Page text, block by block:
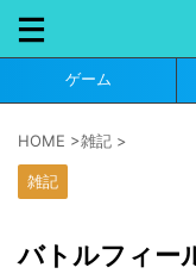
ゲーム
HOME >雑記 >
雑記
バトルフィー